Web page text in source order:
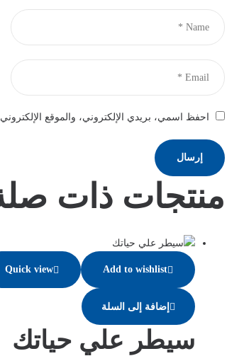
احفظ اسمي، بريدي الإلكتروني، والموقع
منتجات ذات
Add to wishlist
Quick view
إضافة إلى السلة
سيطر علي حياتك